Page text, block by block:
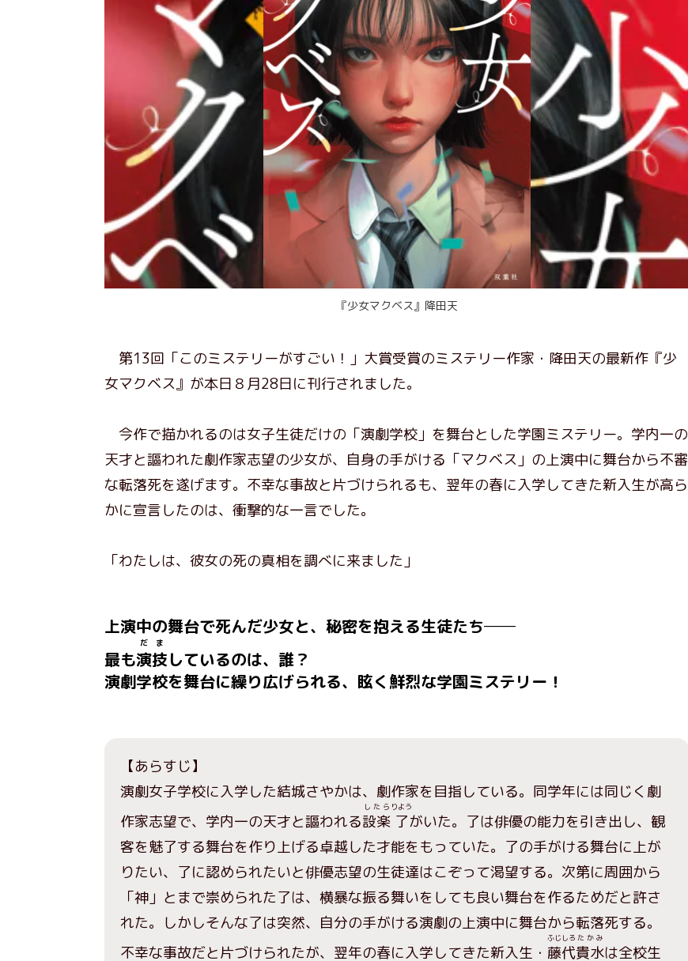
『少女マクベス』降田天
第13回「このミステリーがすごい！」大賞受賞のミステリー作家・降田天の最新作『少
女マクベス』が本日８月28日に刊行されました。
今作で描かれるのは女子生徒だけの「演劇学校」を舞台とした学園ミステリー。学内一の
天才と謳われた劇作家志望の少女が、自身の手がける「マクベス」の上演中に舞台から不審
な転落死を遂げます。不幸な事故と片づけられるも、翌年の春に入学してきた新入生が高ら
かに宣言したのは、衝撃的な一言でした。
「わたしは、彼女の死の真相を調べに来ました」
上演中の舞台で死んだ少女と、秘密を抱える生徒たち──
最も演技
だま
しているのは、誰？
演劇学校を舞台に繰り広げられる、眩く鮮烈な学園ミステリー！
【あらすじ】
演劇女子学校に入学した結城さやかは、劇作家を目指している。同学年には同じく劇
作家志望で、学内一の天才と謳われる設楽
したら
了
りよう
がいた。了は俳優の能力を引き出し、観
客を魅了する舞台を作り上げる卓越した才能をもっていた。了の手がける舞台に上が
りたい、了に認められたいと俳優志望の生徒達はこぞって渇望する。次第に周囲から
「神」とまで崇められた了は、横暴な振る舞いをしても良い舞台を作るためだと許さ
れた。しかしそんな了は突然、自分の手がける演劇の上演中に舞台から転落死する。
不幸な事故だと片づけられたが、翌年の春に入学してきた新入生・ 藤代
ふじしろ
貴水
たかみ
は全校生